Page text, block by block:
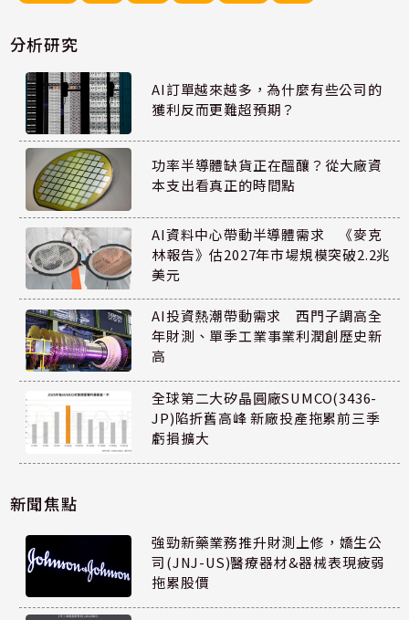
分析研究
AI訂單越來越多，為什麼有些公司的
獲利反而更難超預期？
功率半導體缺貨正在醞釀？從大廠資
本支出看真正的時間點
AI資料中心帶動半導體需求 《麥克
林報告》估2027年市場規模突破2.2兆
美元
AI投資熱潮帶動需求 西門子調高全
年財測、單季工業事業利潤創歷史新
高
全球第二大矽晶圓廠SUMCO(3436-
JP)陷折舊高峰 新廠投產拖累前三季
虧損擴大
新聞焦點
強勁新藥業務推升財測上修，嬌生公
司(JNJ-US)醫療器材&器械表現疲弱
拖累股價